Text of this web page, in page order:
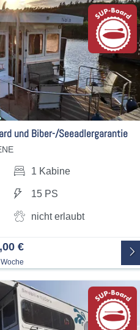
und Biber-/Seeadlergarantie
1 Kabine
15 PS
nicht erlaubt
€